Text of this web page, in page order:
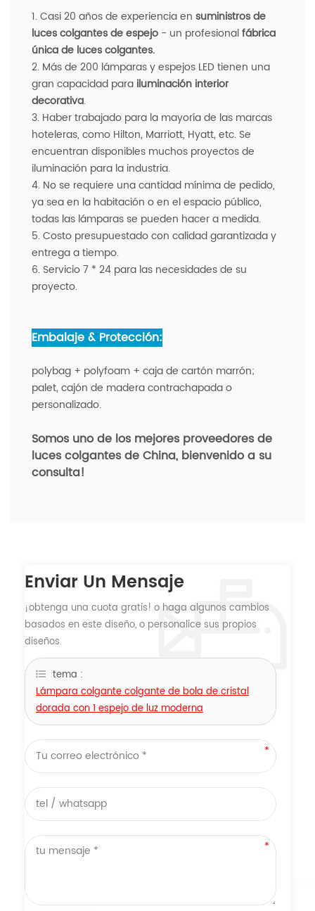
1. Casi 20 años de experiencia en suministros de
luces colgantes de espejo - un profesionalfábrica
única de luces colgantes.
2. Más de 200 lámparas y espejos LED tienen una
gran capacidad para iluminación interior
decorativa.
3. Haber trabajado para la mayoría de las marcas
hoteleras, como Hilton, Marriott, Hyatt, etc. Se
encuentran disponibles muchos proyectos de
iluminación para la industria.
4. No se requiere una cantidad mínima de pedido,
ya sea en la habitación o en el espacio público,
todas las lámparas se pueden hacer a medida.
5. Costo presupuestado con calidad garantizada y
entrega a tiempo.
6. Servicio 7 * 24 para las necesidades de su
proyecto.
Embalaje & Protección:
polybag + polyfoam + caja de cartón marrón;
palet, cajón de madera contrachapada o
personalizado.
Somos uno de los mejores proveedores de
luces colgantes de China, bienvenido a su
consulta!
Enviar Un Mensaje
¡obtenga una cuota gratis! o haga algunos cambios
basados ​​en este diseño, o personalice sus propios
diseños.
tema :
Lámpara colgante colgante de bola de cristal
dorada con 1 espejo de luz moderna